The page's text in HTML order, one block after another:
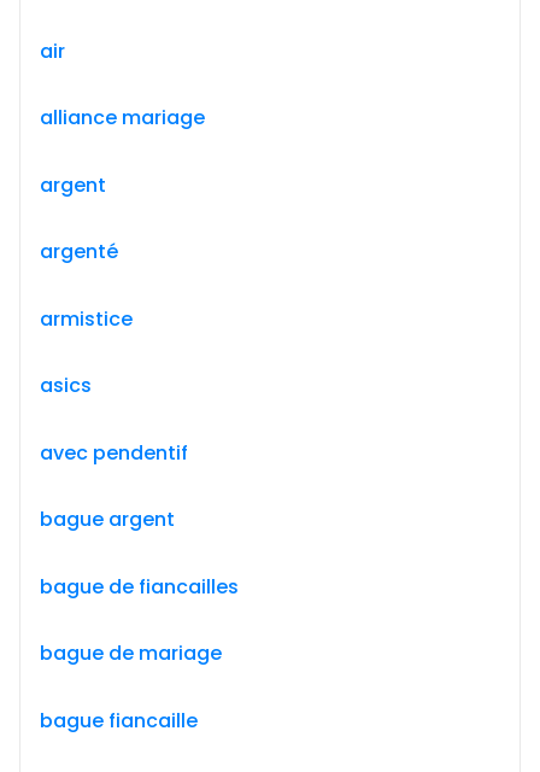
air
alliance mariage
argent
argenté
armistice
asics
avec pendentif
bague argent
bague de fiancailles
bague de mariage
bague fiancaille